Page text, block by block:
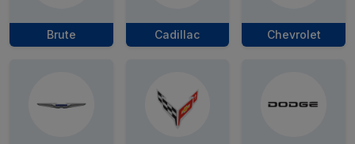
Brute Cadillac Chevrolet